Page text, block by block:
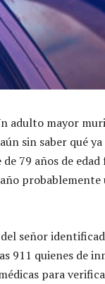
adulto mayor
sin saber qué
79 años de
señor
911 quienes de
para